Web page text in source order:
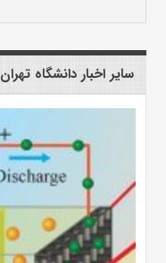
سایر اخبار دانشگاه تهران